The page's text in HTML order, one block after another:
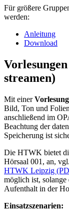
Für größere
werden:
Anleitung
Download
streamen)
Mit einer
Bild, Ton und
anschließend im
Beachtung der
Speicherung ist
Die HTWK bietet
Hörsaal 001, an,
HTWK Leipzig
möglich ist, solange
Aufenthalt in der
Einsatzszenarien: